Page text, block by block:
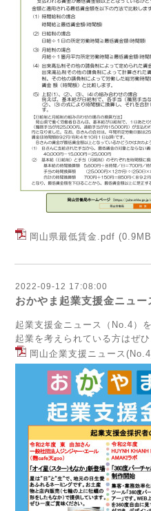
岡山県最低賃金.pdf
2022-09-12 17:08:00
おかやま起業支援金ニュー
起業支援金ニュース（No.4）
起業を考えられている方はぜひ
岡山企業支援ニュース